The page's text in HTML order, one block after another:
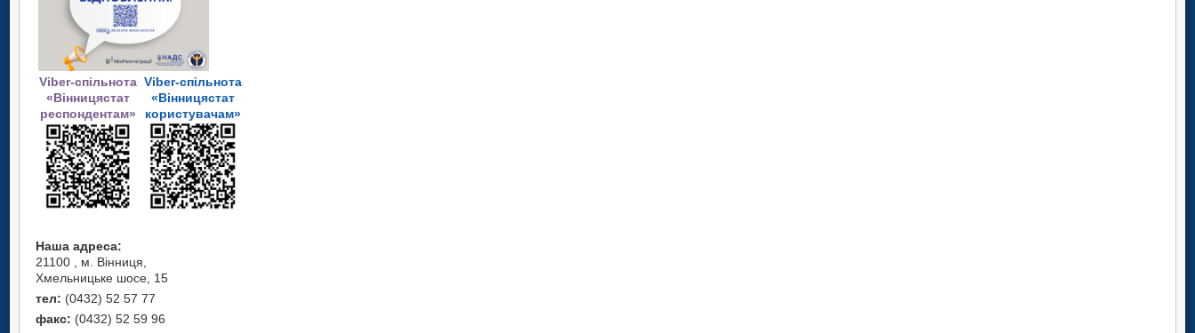
Viber-спільнота
«Вінницястат
респондентам»
Viber-спільнота
«Вінницястат
користувачам»
Наша адреса:
21100 , м. Вінниця,
Хмельницьке шосе, 15
тел: (0432) 52 57 77
факс: (0432) 52 59 96